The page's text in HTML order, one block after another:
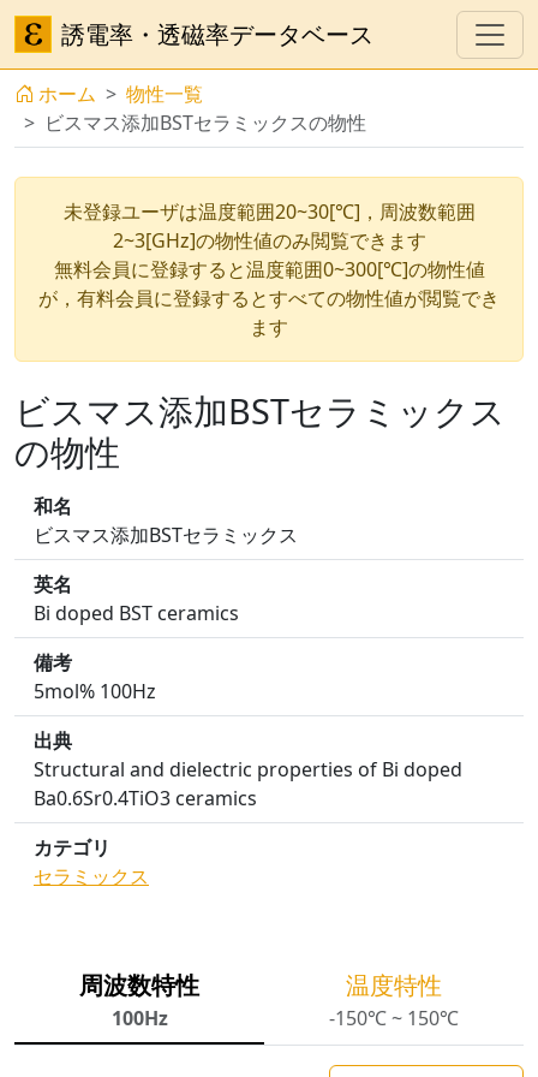
誘電率・透磁率データベース
ホーム
物性一覧
ビスマス添加BSTセラミックスの物性
未登録ユーザは温度範囲20~30[℃]，周波数範囲
2~3[GHz]の物性値のみ閲覧できます
無料会員に登録すると温度範囲0~300[℃]の物性値
が，有料会員に登録するとすべての物性値が閲覧でき
ます
ビスマス添加BSTセラミックス
の物性
和名
ビスマス添加BSTセラミックス
英名
Bi doped BST ceramics
備考
5mol% 100Hz
出典
Structural and dielectric properties of Bi doped
Ba0.6Sr0.4TiO3 ceramics
カテゴリ
セラミックス
周波数特性
100Hz
温度特性
-150℃ ~ 150℃